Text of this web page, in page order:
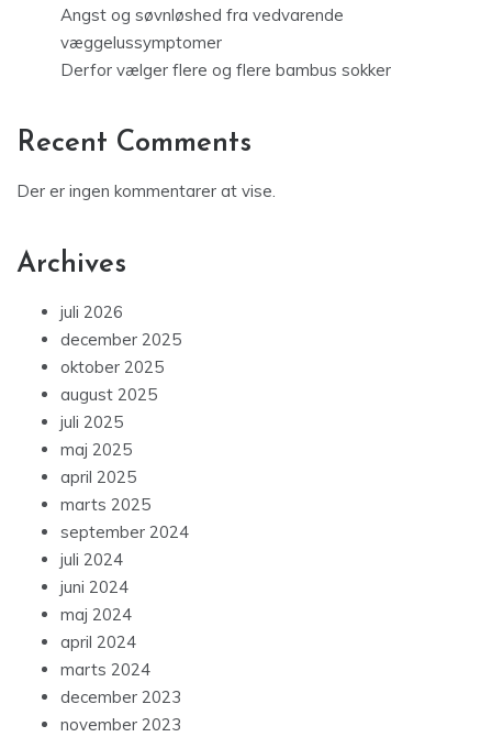
Angst og søvnløshed fra vedvarende
væggelussymptomer
Derfor vælger flere og flere bambus sokker
Recent Comments
Der er ingen kommentarer at vise.
Archives
juli 2026
december 2025
oktober 2025
august 2025
juli 2025
maj 2025
april 2025
marts 2025
september 2024
juli 2024
juni 2024
maj 2024
april 2024
marts 2024
december 2023
november 2023